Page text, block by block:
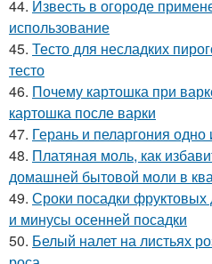
44. Известь в огороде
использование
45. Тесто для несладких
тесто
46. Почему картошка при
картошка после варки
47. Герань и пеларгония
48. Платяная моль, как
домашней бытовой моли в
49. Сроки посадки
и минусы осенней посадки
50. Белый налет на листьях